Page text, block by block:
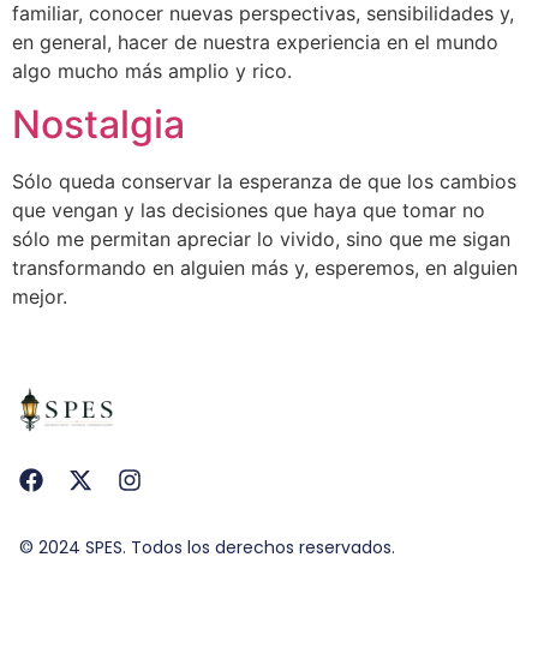
familiar, conocer nuevas perspectivas, sensibilidades y,
en general, hacer de nuestra experiencia en el mundo
algo mucho más amplio y rico.
Nostalgia
Sólo queda conservar la esperanza de que los cambios
que vengan y las decisiones que haya que tomar no
sólo me permitan apreciar lo vivido, sino que me sigan
transformando en alguien más y, esperemos, en alguien
mejor.
© 2024 SPES. Todos los derechos reservados.